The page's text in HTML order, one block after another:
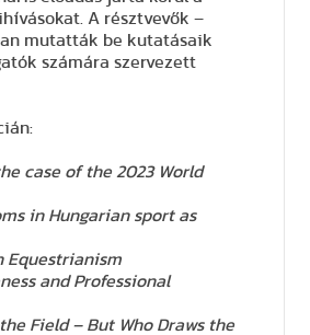
A résztvevők –
mutatták be kutatásaik
számára szervezett
case of the 2023 World
in Hungarian sport as
Equestrianism
and Professional
Field – But Who Draws the